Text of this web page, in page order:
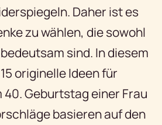
Daher ist es
zu wählen, die sowohl
sind. In diesem
originelle Ideen für
40. Geburtstag einer Frau
basieren auf den